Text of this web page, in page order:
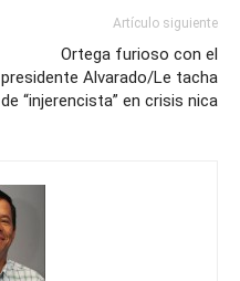
Artículo siguiente
Ortega furioso con el
presidente Alvarado/Le tacha
de “injerencista” en crisis nica